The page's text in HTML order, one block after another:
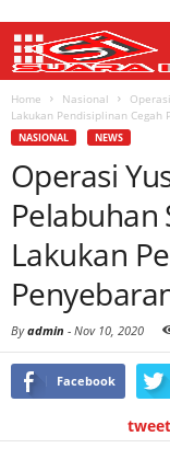
Home Nasional
Lakukan Pendisiplinan Cegah
NASIONAL NEWS
Operasi
Pelabuhan
Lakukan
Byadmin - Nov 10, 2020
Facebook
tweet